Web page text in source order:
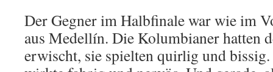
Der Gegner im Halbfinale war wie im
aus Medellín. Die Kolumbianer hatten
erwischt, sie spielten quirlig und bissig.